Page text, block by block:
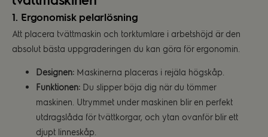
1. Ergonomisk pelarlösning
Att placera tvättmaskin och torktumlare i arbetshöjd är den
absolut bästa uppgraderingen du kan göra för ergonomin.
Designen: Maskinerna placeras i rejäla högskåp.
Funktionen: Du slipper böja dig när du tömmer
maskinen. Utrymmet under maskinen blir en perfekt
utdragslåda för tvättkorgar, och ytan ovanför blir ett
djupt linneskåp.